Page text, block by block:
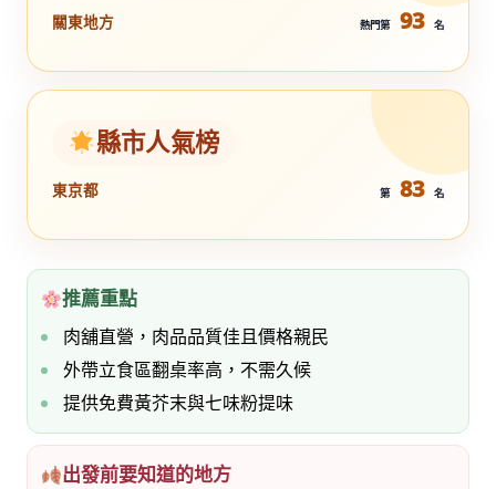
關東地方 熱門第 93 名
縣市人氣榜
東京都 第 83 名
推薦重點
肉舖直營，肉品品質佳且價格親民
外帶立食區翻桌率高，不需久候
提供免費黃芥末與七味粉提味
出發前要知道的地方